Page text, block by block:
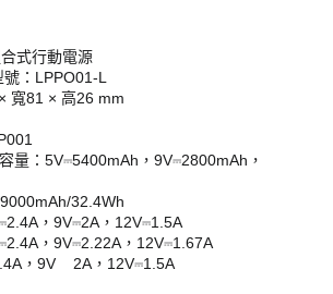
式行動電源
：LPPO01-L
寬81 × 高26 mm
量：5V⎓5400mAh，9V⎓2800mAh，
32.4Wh
，9V⎓2A，12V⎓1.5A
，9V⎓2.22A，12V⎓1.67A
，9V 2A，12V⎓1.5A